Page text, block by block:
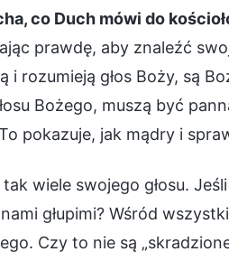
co Duch mówi do
prawdę, aby znaleźć
i rozumieją głos Boży, są
Bożego, muszą być
pokazuje, jak mądry i
wiele swojego głosu.
głupimi? Wśród
Czy to nie są